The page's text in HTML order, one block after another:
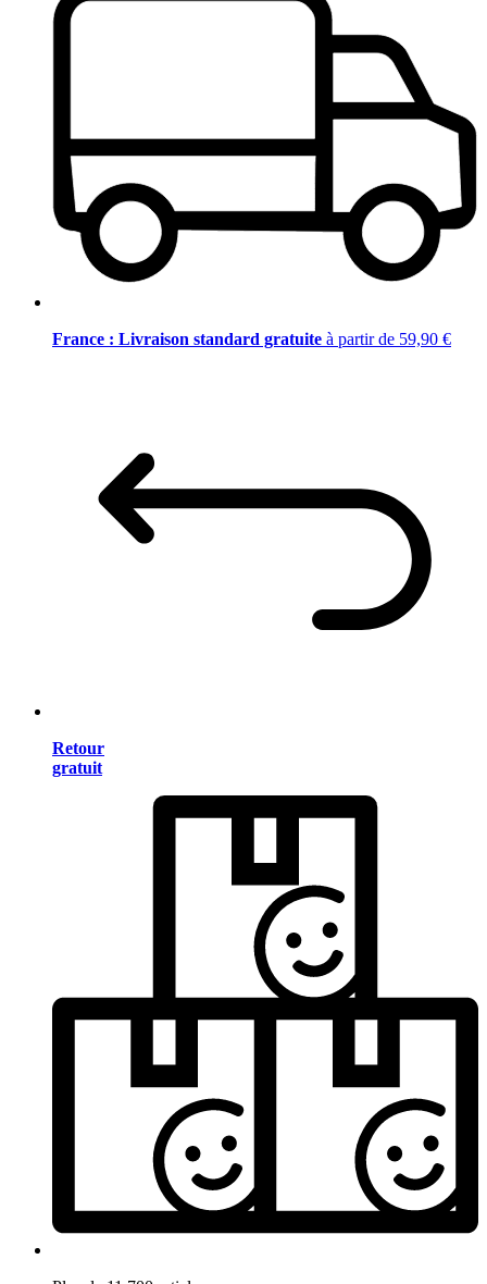
France : Livraison standard gratuite à partir de 59,90 €
Retour
gratuit